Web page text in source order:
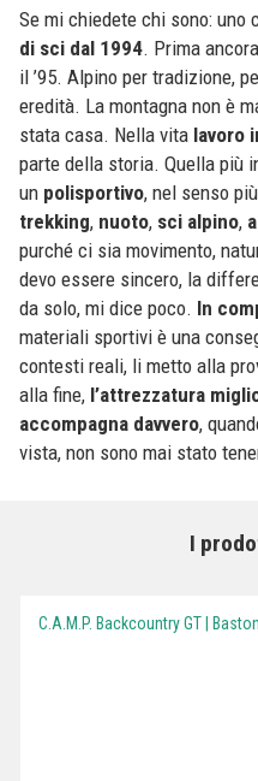
Se mi chiedete chi sono: uno
di sci dal 1994. Prima
il ’95. Alpino per tradizione,
eredità. La montagna non è
stata casa. Nella vita lavoro
parte della storia. Quella più
un polisportivo, nel senso
trekking, nuoto, sci alpino,
purché ci sia movimento,
devo essere sincero, la
da solo, mi dice poco. In
materiali sportivi è una
contesti reali, li metto alla
alla fine, l’attrezzatura
accompagna davvero,
vista, non sono mai stato
I
C.A.M.P. Backcountry GT |